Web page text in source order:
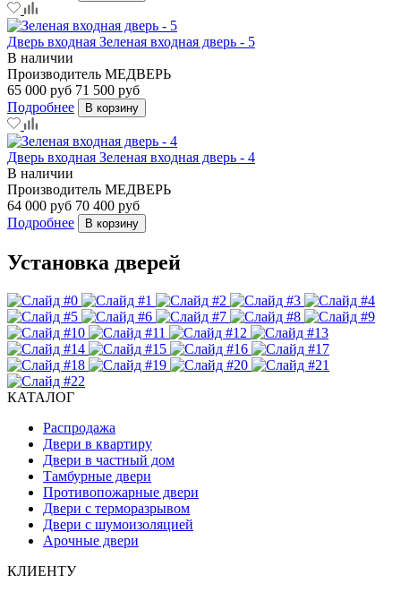
Дверь входная Зеленая входная дверь - 5
В наличии
Производитель МЕДВЕРЬ
65 000 руб 71 500 руб
Подробнее
В корзину
Дверь входная Зеленая входная дверь - 4
В наличии
Производитель МЕДВЕРЬ
64 000 руб 70 400 руб
Подробнее
В корзину
Установка дверей
КАТАЛОГ
Распродажа
Двери в квартиру
Двери в частный дом
Тамбурные двери
Противопожарные двери
Двери с терморазрывом
Двери с шумоизоляцией
Арочные двери
КЛИЕНТУ